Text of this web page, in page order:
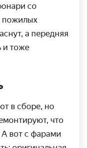
со
пожилых
а передняя
и тоже
в сборе, но
что
вот с фарами